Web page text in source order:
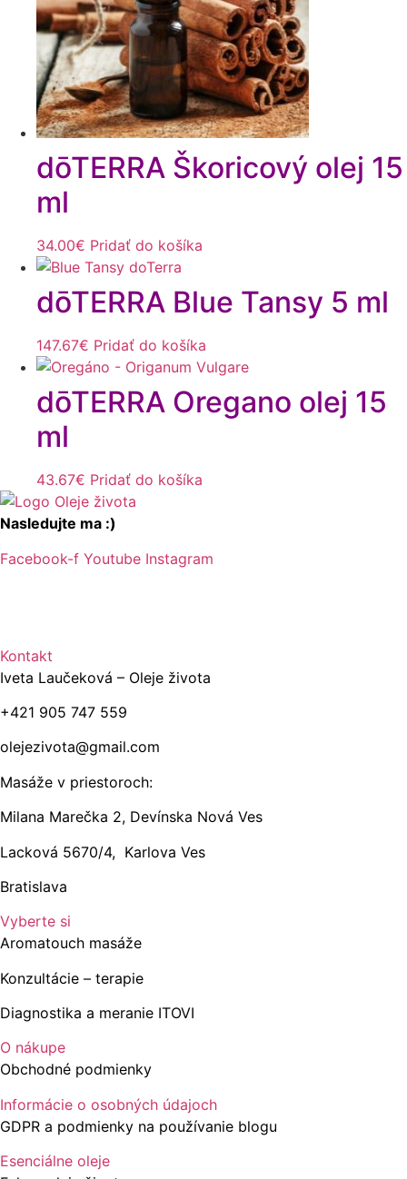
dōTERRA Škoricový olej 15
ml
34.00€ Pridať do košíka
dōTERRA Blue Tansy 5 ml
147.67€ Pridať do košíka
dōTERRA Oregano olej 15
ml
43.67€ Pridať do košíka
Nasledujte ma :)
Facebook-f Youtube Instagram
Kontakt
Iveta Laučeková – Oleje života
+421 905 747 559
olejezivota@gmail.com
Masáže v priestoroch:
Milana Marečka 2, Devínska Nová Ves
Lacková 5670/4, Karlova Ves
Bratislava
Vyberte si
Aromatouch masáže
Konzultácie – terapie
Diagnostika a meranie ITOVI
O nákupe
Obchodné podmienky
Informácie o osobných údajoch
GDPR a podmienky na používanie blogu
Esenciálne oleje